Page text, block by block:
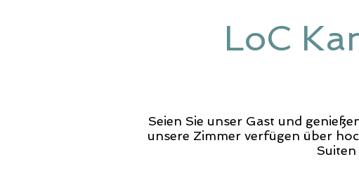
LoC
Seien Sie unser Gast und
unsere Zimmer verfügen über